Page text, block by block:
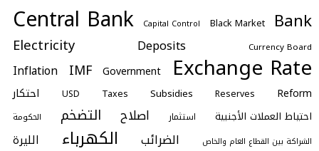
Bank
Black Market
Capital Control
Central Bank
Currency Board
Deposits
Electricity
Exchange Rate
Government
IMF
Inflation
Reform
Reserves
Subsidies
Taxes
USD احتكار
احتياط العملات الأجنبية استثمار اصلاح التضخم
الحكومة
الشراكة بين القطاع العام والخاص
الضرائب الكهرباء الليرة